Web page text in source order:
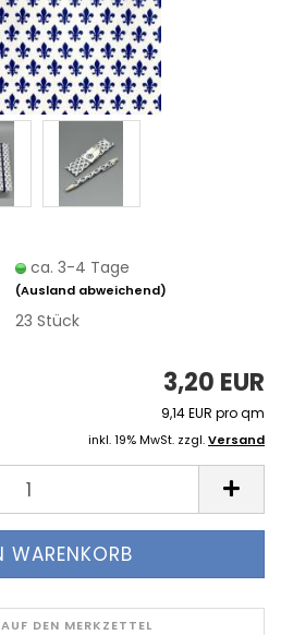
ca. 3-4 Tage
(Ausland abweichend)
23Stück
3,20 EUR
9,14 EUR pro qm
inkl. 19% MwSt. zzgl.Versand
AUF DEN MERKZETTEL